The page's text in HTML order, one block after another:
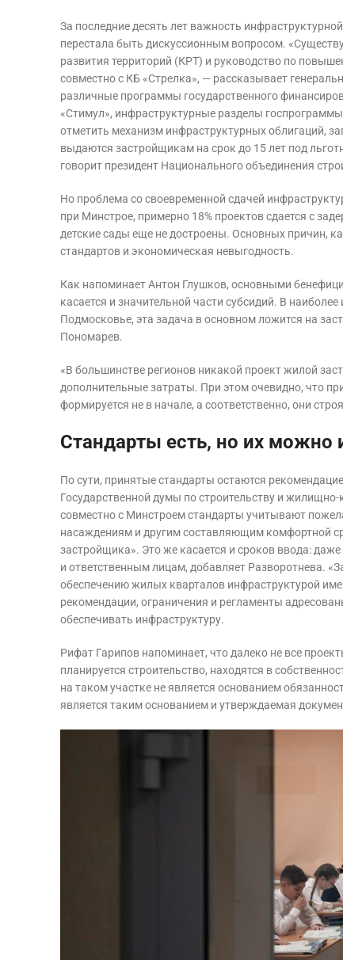
За последние десять лет важность
перестала быть дискуссионным вопросом.
развития территорий (КРТ) и руководство по
совместно с КБ «Стрелка», — рассказывает
различные программы государственного
«Стимул», инфраструктурные разделы
отметить механизм инфраструктурных облигаций,
выдаются застройщикам на срок до 15 лет под
говорит президент Национального объединения
Но проблема со своевременной сдачей
при Минстрое, примерно 18% проектов сдается с
детские сады еще не достроены. Основных причин,
стандартов и экономическая невыгодность.
Как напоминает Антон Глушков, основными
касается и значительной части субсидий. В
Подмосковье, эта задача в основном ложится на
Пономарев.
«В большинстве регионов никакой проект жилой
дополнительные затраты. При этом очевидно, что
формируется не в начале, а соответственно, они
Стандарты есть, но их можно
По сути, принятые стандарты остаются
Государственной думы по строительству и
совместно с Минстроем стандарты учитывают
насаждениям и другим составляющим комфортной
застройщика». Это же касается и сроков ввода:
и ответственным лицам, добавляет Разворотнева.
обеспечению жилых кварталов инфраструктурой
рекомендации, ограничения и регламенты
обеспечивать инфраструктуру.
Рифат Гарипов напоминает, что далеко не все
планируется строительство, находятся в
на таком участке не является основанием
является таким основанием и утверждаемая